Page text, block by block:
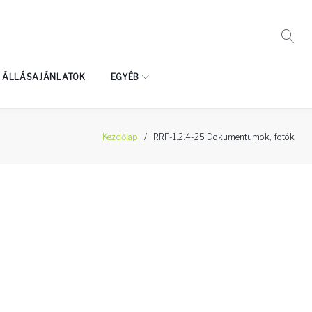
ÁLLÁSAJÁNLATOK EGYÉB
Kezdőlap / RRF-1.2.4-25 Dokumentumok, fotók